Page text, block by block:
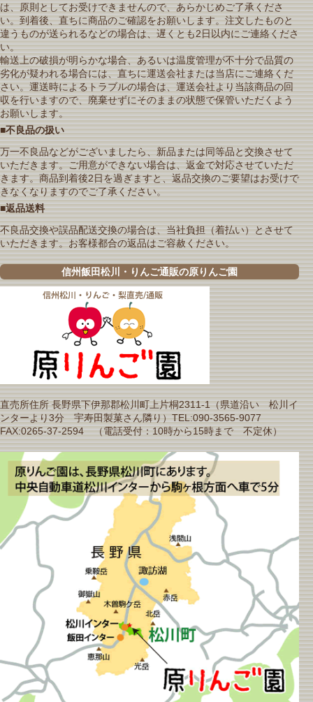
は、原則としてお受けできませんので、あらかじめご了承くださ
い。到着後、直ちに商品のご確認をお願いします。注文したものと
違うものが送られるなどの場合は、遅くとも2日以内にご連絡くださ
い。
輸送上の破損が明らかな場合、あるいは温度管理が不十分で品質の
劣化が疑われる場合には、直ちに運送会社または当店にご連絡くだ
さい。運送時によるトラブルの場合は、運送会社より当該商品の回
収を行いますので、廃棄せずにそのままの状態で保管いただくよう
お願いします。
■不良品の扱い
万一不良品などがございましたら、新品または同等品と交換させて
いただきます。ご用意ができない場合は、返金で対応させていただ
きます。商品到着後2日を過ぎますと、返品交換のご要望はお受けで
きなくなりますのでご了承ください。
■返品送料
不良品交換や誤品配送交換の場合は、当社負担（着払い）とさせて
いただきます。お客様都合の返品はご容赦ください。
信州飯田松川・りんご通販の原りんご園
直売所住所 長野県下伊那郡松川町上片桐2311-1（県道沿い 松川イ
ンターより3分 宇寿田製菓さん隣り）TEL:090-3565-9077
FAX:0265-37-2594 （電話受付：10時から15時まで 不定休）